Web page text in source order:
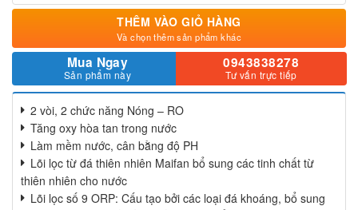
THÊM VÀO GIỎ HÀNG
Và chọn thêm sản phẩm khác
Mua Ngay
Sản phẩm này
0943838278
Tư vấn trực tiếp
2 vòi, 2 chức năng Nóng – RO
Tăng oxy hòa tan trong nước
Làm mềm nước, cân bằng độ PH
Lõi lọc từ đá thiên nhiên Maifan bổ sung các tinh chất từ
thiên nhiên cho nước
Lõi lọc số 9 ORP: Cấu tạo bởi các loại đá khoáng, bổ sung